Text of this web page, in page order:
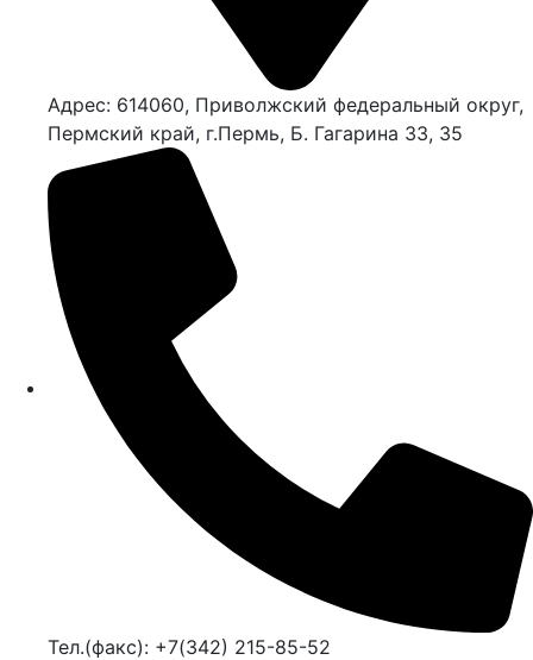
Адрес: 614060, Приволжский федеральный округ,
Пермский край, г.Пермь, Б. Гагарина 33, 35
Тел.(факс): +7(342) 215-85-52